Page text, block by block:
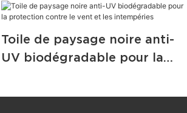
Toile de paysage noire anti-
UV biodégradable pour la
les intempéries